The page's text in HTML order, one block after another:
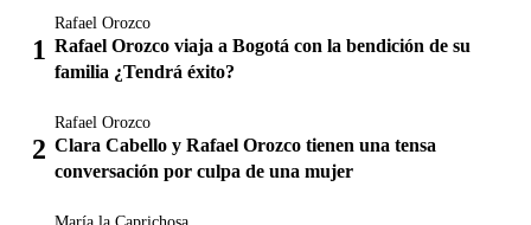
Rafael Orozco
Rafael Orozco viaja a Bogotá con la bendición de su
familia ¿Tendrá éxito?
Rafael Orozco
Clara Cabello y Rafael Orozco tienen una tensa
conversación por culpa de una mujer